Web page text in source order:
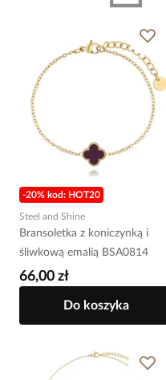
-20% kod: HOT20
Steel and Shine
Bransoletka z koniczynką i
śliwkową emalią BSA0814
66,00 zł
Do koszyka